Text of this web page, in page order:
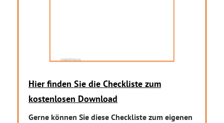
Hier finden Sie die Checkliste zum
kostenlosen Download
Gerne können Sie diese Checkliste zum eigenen